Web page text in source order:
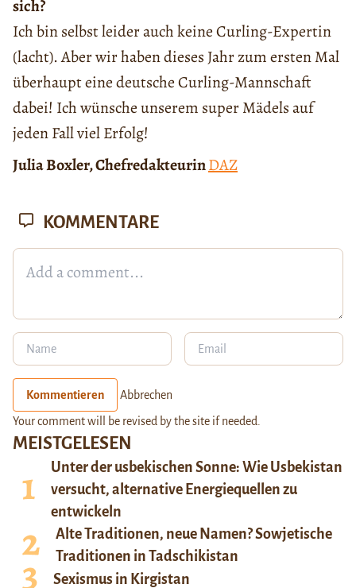
sich?
Ich bin selbst leider auch keine Curling-Expertin
(lacht). Aber wir haben dieses Jahr zum ersten Mal
überhaupt eine deutsche Curling-Mannschaft
dabei! Ich wünsche unserem super Mädels auf
jeden Fall viel Erfolg!
Julia Boxler, ChefredakteurinDAZ
MEISTGELESEN
Unter der usbekischen Sonne: Wie Usbekistan
versucht, alternative Energiequellen zu
entwickeln
Alte Traditionen, neue Namen? Sowjetische
Traditionen in Tadschikistan
Sexismus in Kirgistan
KOMMENTARE
Kommentieren Abbrechen
Your comment will be revised by the site if needed.